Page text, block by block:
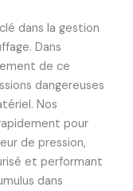
dans la gestion
Dans
de ce
dangereuses
Nos
pour
de pression,
et performant
dans